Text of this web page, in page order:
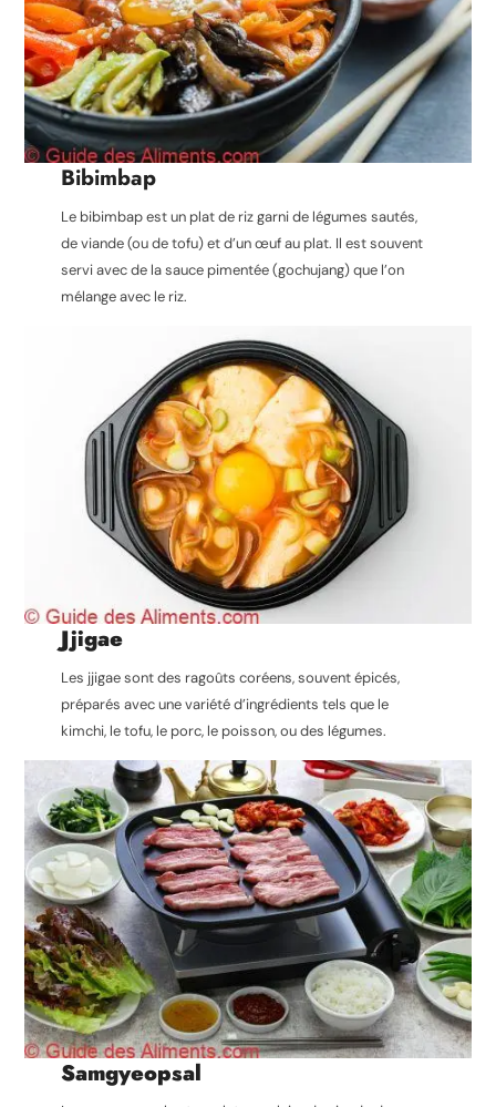
Bibimbap
Le bibimbap est un plat de riz garni de légumes sautés,
de viande (ou de tofu) et d’un œuf au plat. Il est souvent
servi avec de la sauce pimentée (gochujang) que l’on
mélange avec le riz.
Jjigae
Les jjigae sont des ragoûts coréens, souvent épicés,
préparés avec une variété d’ingrédients tels que le
kimchi, le tofu, le porc, le poisson, ou des légumes.
Samgyeopsal